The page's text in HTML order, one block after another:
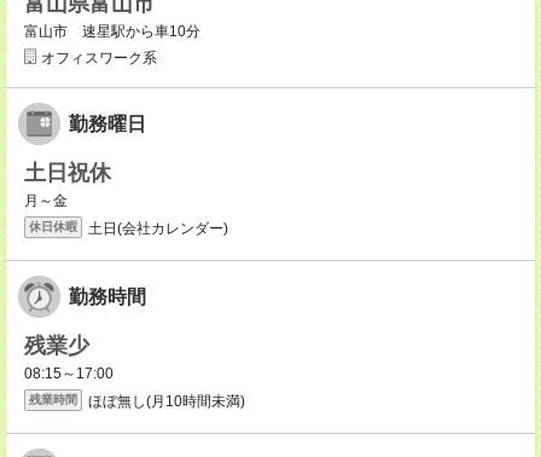
富山市 速星駅から車10分
オフィスワーク系
勤務曜日
土日祝休
月～金
休日休暇 土日(会社カレンダー)
勤務時間
残業少
08:15～17:00
残業時間 ほぼ無し(月10時間未満)